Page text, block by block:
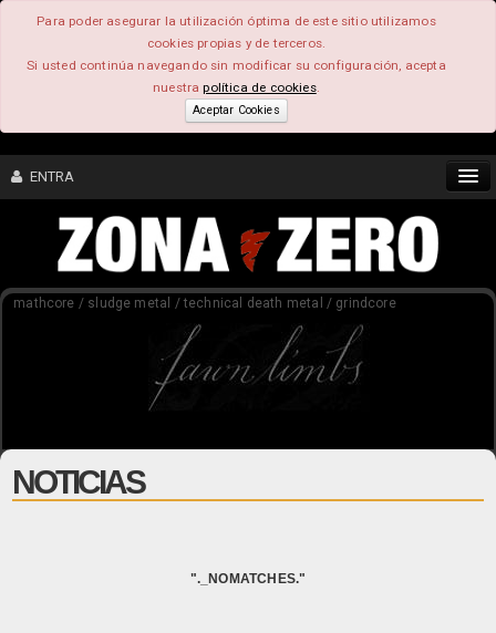
Para poder asegurar la utilización óptima de este sitio utilizamos
cookies propias y de terceros.
Si usted continúa navegando sin modificar su configuración, acepta
nuestrapolítica de cookies.
Aceptar Cookies
ENTRA
CONTENIDO
mathcore / sludge metal / technical death metal / grindcore
NOTICIAS
"._NOMATCHES."